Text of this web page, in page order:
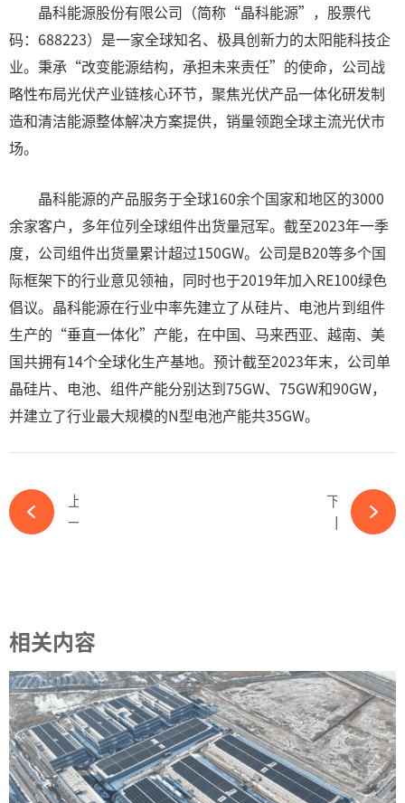
晶科能源股份有限公司（简称“晶科能源”，股票代
码：688223）是一家全球知名、极具创新力的太阳能科技企
业。秉承“改变能源结构，承担未来责任”的使命，公司战
略性布局光伏产业链核心环节，聚焦光伏产品一体化研发制
造和清洁能源整体解决方案提供，销量领跑全球主流光伏市
场。
晶科能源的产品服务于全球160余个国家和地区的3000
余家客户，多年位列全球组件出货量冠军。截至2023年一季
度，公司组件出货量累计超过150GW。公司是B20等多个国
际框架下的行业意见领袖，同时也于2019年加入RE100绿色
倡议。晶科能源在行业中率先建立了从硅片、电池片到组件
生产的“垂直一体化”产能，在中国、马来西亚、越南、美
国共拥有14个全球化生产基地。预计截至2023年末，公司单
晶硅片、电池、组件产能分别达到75GW、75GW和90GW，
并建立了行业最大规模的N型电池产能共35GW。
下一篇
【OFweek维科杯】晶科能源参评卓越BIPV解决方案企业奖项-ky体育APP官网下载
相关内容